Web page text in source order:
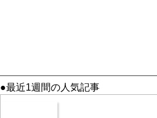
●最近1週間の人気記事